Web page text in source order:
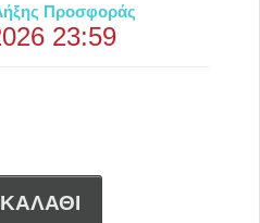
Προσφοράς
23:59